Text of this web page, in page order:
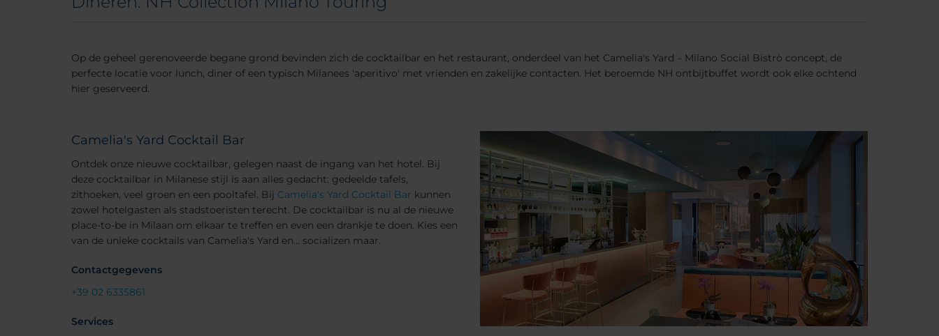
Op de geheel gerenoveerde begane grond bevinden zich de cocktailbar en het restaurant, onderdeel van het Camelia's Yard – Milano Social Bistrò concept, de
perfecte locatie voor lunch, diner of een typisch Milanees 'aperitivo' met vrienden en zakelijke contacten. Het beroemde NH ontbijtbuffet wordt ook elke ochtend
hier geserveerd.
Camelia's Yard Cocktail Bar
Ontdek onze nieuwe cocktailbar, gelegen naast de ingang van het hotel. Bij
deze cocktailbar in Milanese stijl is aan alles gedacht: gedeelde tafels,
zithoeken, veel groen en een pooltafel. Bij Camelia's Yard Cocktail Bar kunnen
zowel hotelgasten als stadstoeristen terecht. De cocktailbar is nu al de nieuwe
place-to-be in Milaan om elkaar te treffen en even een drankje te doen. Kies een
van de unieke cocktails van Camelia's Yard en… socializen maar.
Contactgegevens
+39 02 6335861
Services